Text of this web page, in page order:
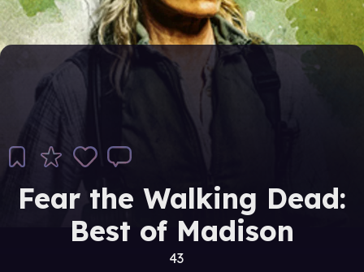
Fear the Walking Dead:
Best of Madison
43